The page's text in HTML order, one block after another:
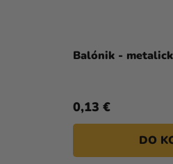
Balónik -
0,13 €
DO